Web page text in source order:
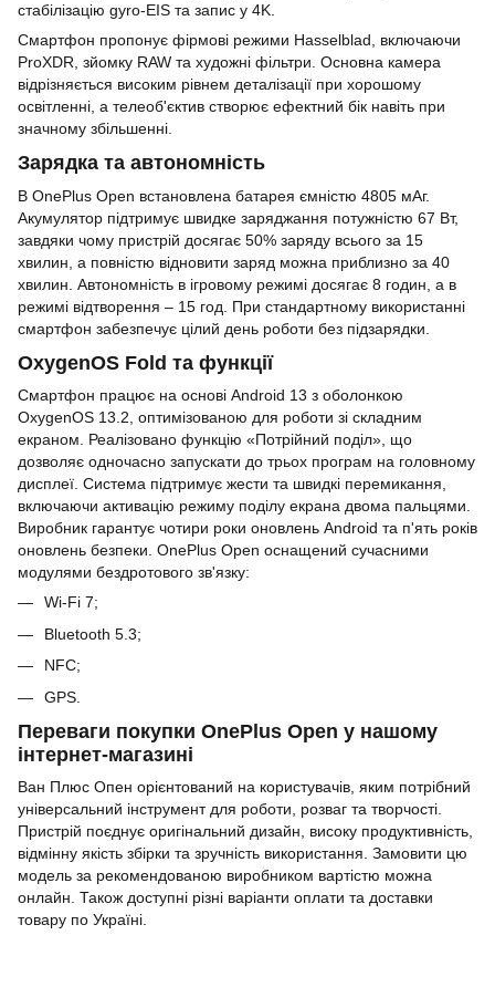
стабілізацію gyro-EIS та запис у 4K.
Смартфон пропонує фірмові режими Hasselblad, включаючи
ProXDR, зйомку RAW та художні фільтри. Основна камера
відрізняється високим рівнем деталізації при хорошому
освітленні, а телеоб'єктив створює ефектний бік навіть при
значному збільшенні.
Зарядка та автономність
В OnePlus Open встановлена ​​батарея ємністю 4805 мАг.
Акумулятор підтримує швидке заряджання потужністю 67 Вт,
завдяки чому пристрій досягає 50% заряду всього за 15
хвилин, а повністю відновити заряд можна приблизно за 40
хвилин. Автономність в ігровому режимі досягає 8 годин, а в
режимі відтворення – 15 год. При стандартному використанні
смартфон забезпечує цілий день роботи без підзарядки.
OxygenOS Fold та функції
Смартфон працює на основі Android 13 з оболонкою
OxygenOS 13.2, оптимізованою для роботи зі складним
екраном. Реалізовано функцію «Потрійний поділ», що
дозволяє одночасно запускати до трьох програм на головному
дисплеї. Система підтримує жести та швидкі перемикання,
включаючи активацію режиму поділу екрана двома пальцями.
Виробник гарантує чотири роки оновлень Android та п'ять років
оновлень безпеки. OnePlus Open оснащений сучасними
модулями бездротового зв'язку:
Wi-Fi 7;
Bluetooth 5.3;
NFC;
GPS.
Переваги покупки OnePlus Open у нашому
інтернет-магазині
Ван Плюс Опен орієнтований на користувачів, яким потрібний
універсальний інструмент для роботи, розваг та творчості.
Пристрій поєднує оригінальний дизайн, високу продуктивність,
відмінну якість збірки та зручність використання. Замовити цю
модель за рекомендованою виробником вартістю можна
онлайн. Також доступні різні варіанти оплати та доставки
товару по Україні.